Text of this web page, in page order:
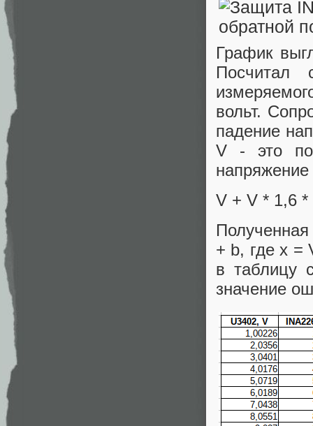
График
Посчитал
вольт.
падение
V - это
напряжение
V + V * 1,6 *
+ b, где x =
в таблицу
значение